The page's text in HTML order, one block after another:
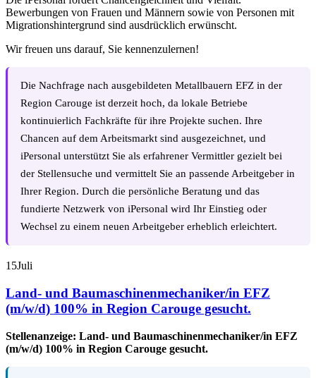
Bewerbungen von Frauen und Männern sowie von Personen mit
Migrationshintergrund sind ausdrücklich erwünscht.
Wir freuen uns darauf, Sie kennenzulernen!
Die Nachfrage nach ausgebildeten Metallbauern EFZ in der
Region Carouge ist derzeit hoch, da lokale Betriebe
kontinuierlich Fachkräfte für ihre Projekte suchen. Ihre
Chancen auf dem Arbeitsmarkt sind ausgezeichnet, und
iPersonal unterstützt Sie als erfahrener Vermittler gezielt bei
der Stellensuche und vermittelt Sie an passende Arbeitgeber in
Ihrer Region. Durch die persönliche Beratung und das
fundierte Netzwerk von iPersonal wird Ihr Einstieg oder
Wechsel zu einem neuen Arbeitgeber erheblich erleichtert.
15Juli
Land- und Baumaschinenmechaniker/in EFZ
(m/w/d) 100% in Region Carouge gesucht.
Stellenanzeige: Land- und Baumaschinenmechaniker/in EFZ
(m/w/d) 100% in Region Carouge gesucht.